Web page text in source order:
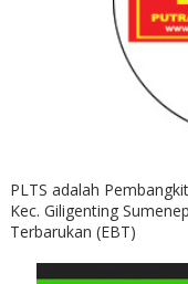
PLTS adalah
Kec. Giligenting
Terbarukan (EBT)